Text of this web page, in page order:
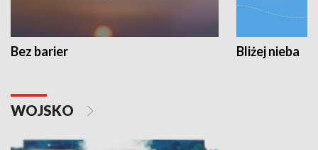
Bez barier Bliżej nieba
WOJSKO